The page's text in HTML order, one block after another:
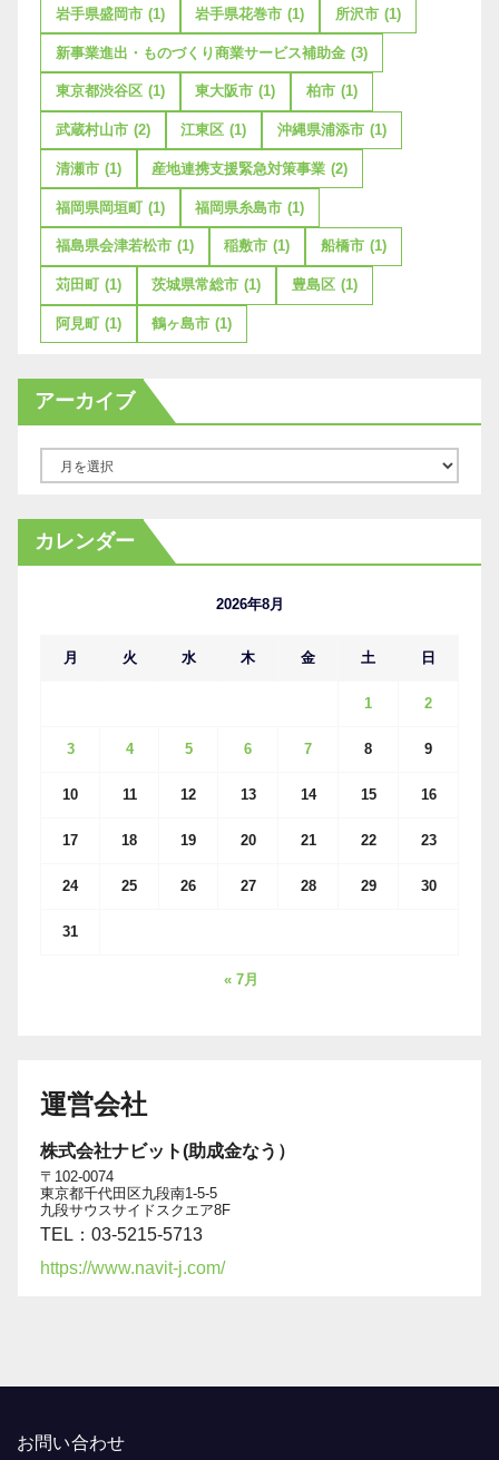
岩手県盛岡市 (1) 岩手県花巻市 (1) 所沢市 (1)
新事業進出・ものづくり商業サービス補助金 (3)
東京都渋谷区 (1) 東大阪市 (1) 柏市 (1)
武蔵村山市 (2) 江東区 (1) 沖縄県浦添市 (1)
清瀬市 (1) 産地連携支援緊急対策事業 (2)
福岡県岡垣町 (1) 福岡県糸島市 (1)
福島県会津若松市 (1) 稲敷市 (1) 船橋市 (1)
苅田町 (1) 茨城県常総市 (1) 豊島区 (1)
阿見町 (1) 鶴ヶ島市 (1)
アーカイブ
カ
イ
カレンダー
2026年8月
月 火 水 木 金 土 日
1 2
3 4 5 6 7 8 9
10 11 12 13 14 15 16
17 18 19 20 21 22 23
24 25 26 27 28 29 30
31
« 7月
運営会社
株式会社ナビット(助成金なう）
〒102-0074
東京都千代田区九段南1-5-5
九段サウスサイドスクエア8F
TEL：03-5215-5713
https://www.navit-j.com/
お問い合わせ